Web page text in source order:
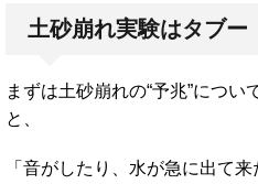
土砂崩れ実験はタブー
まずは土砂崩れの“予兆”につ
と、
「音がしたり、水が急に出て